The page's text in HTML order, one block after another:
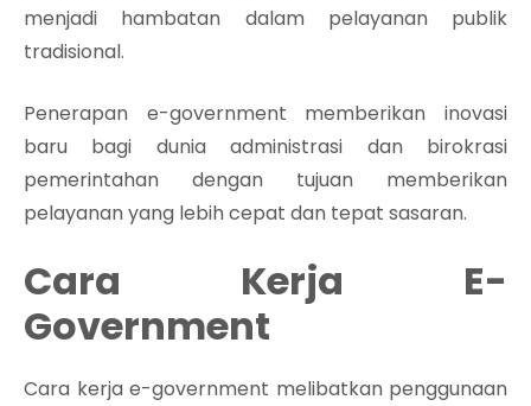
menjadi hambatan dalam pelayanan publik
tradisional.
Penerapan e-government memberikan inovasi
baru bagi dunia administrasi dan birokrasi
pemerintahan dengan tujuan memberikan
pelayanan yang lebih cepat dan tepat sasaran.
Cara Kerja E-
Government
Cara kerja e-government melibatkan penggunaan